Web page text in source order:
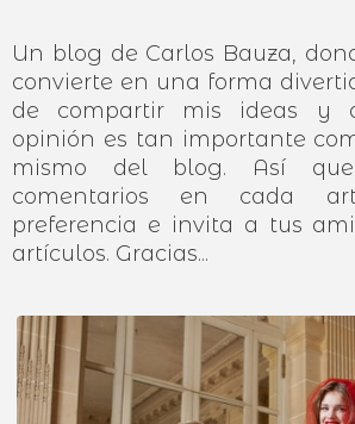
Un blog de Carlos Bauza,
convierte en una forma
de compartir mis ideas y
opinión es tan importante
mismo del blog. Así
comentarios en cada
preferencia e invita a tus
artículos. Gracias...